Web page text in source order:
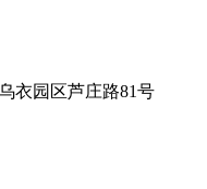
衣园区芦庄路81号